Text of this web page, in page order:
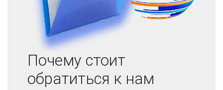
Почему стоит
обратиться к нам